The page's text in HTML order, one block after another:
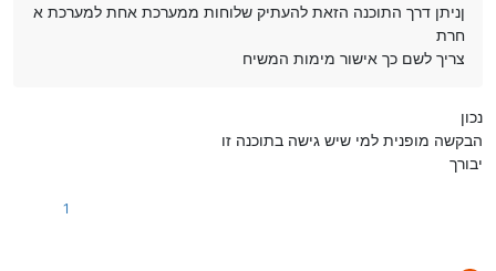
ןניתן דרך התוכנה הזאת להעתיק שלוחות ממערכת אחת למערכת א
חרת
צריך לשם כך אישור מימות המשיח
נכון
הבקשה מופנית למי שיש גישה בתוכנה זו
יבורך
1